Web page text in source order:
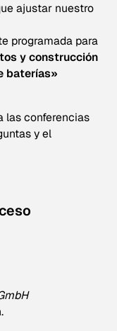
ajustar nuestro
programada para
y construcción
baterías»
las conferencias
y el